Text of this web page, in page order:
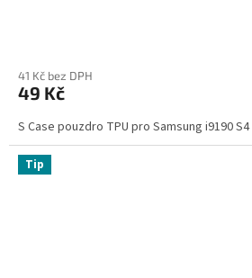
41 Kč bez DPH
49 Kč
S Case pouzdro TPU pro Samsung i9190
Tip